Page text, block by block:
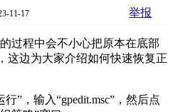
11-17 举报
过程中会不小心把原本在底部
这边为大家介绍如何快速恢复正
”，输入“gpedit.msc”，然后点